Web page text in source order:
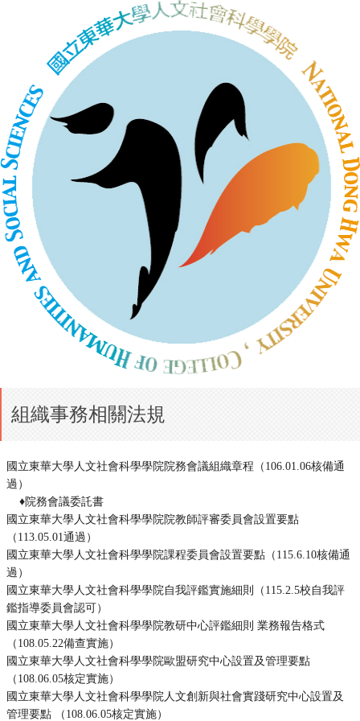
組織事務相關法規
國立東華大學人文社會科學學院院務會議組織章程 （106.01.06核備通
過）
♦院務會議委託書
國立東華大學人文社會科學學院院教師評審委員會設置要點
（113.05.01通過）
國立東華大學人文社會科學學院課程委員會設置要點 （115.6.10核備通
過）
國立東華大學人文社會科學學院自我評鑑實施細則
（115.2.5校自我評
鑑指導委員會認可）
國立東華大學人文社會科學學院教研中心評鑑細則 業務報告格式
（108.05.22備查實施）
國立東華大學人文社會科學學院歐盟研究中心設置及管理要點
（108.06.05核定實施）
國立東華大學人文社會科學學院人文創新與社會實踐研究中心設置及
管理要點 （108.06.05核定實施）